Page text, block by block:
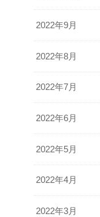
2022年9月
2022年8月
2022年7月
2022年6月
2022年5月
2022年4月
2022年3月